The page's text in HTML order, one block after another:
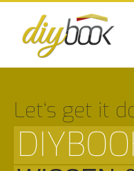
Let‘s get it